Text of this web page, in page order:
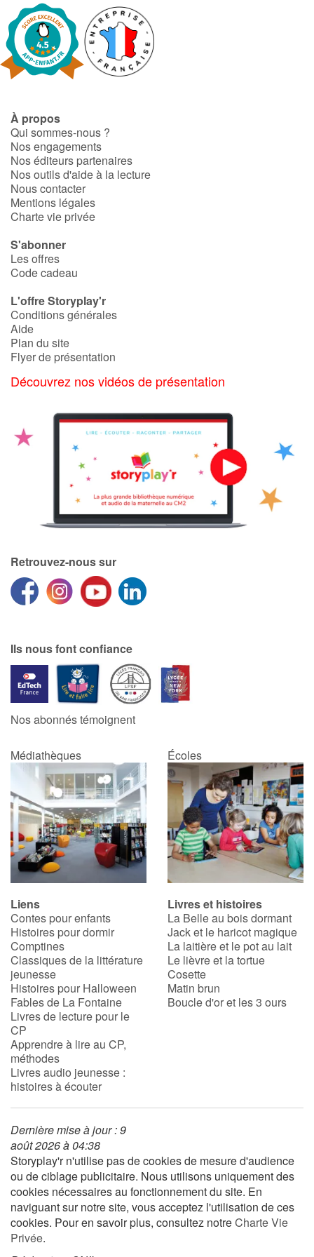
À propos
Qui sommes-nous ?
Nos engagements
Nos éditeurs partenaires
Nos outils d'aide à la lecture
Nous contacter
Mentions légales
Charte vie privée
S'abonner
Les offres
Code cadeau
L'offre Storyplay'r
Conditions générales
Aide
Plan du site
Flyer de présentation
Découvrez nos vidéos de présentation
Retrouvez-nous sur
Ils nous font confiance
Nos abonnés témoignent
Médiathèques Écoles
Liens
Contes pour enfants
Histoires pour dormir
Comptines
Classiques de la littérature
jeunesse
Histoires pour Halloween
Fables de La Fontaine
Livres de lecture pour le
CP
Apprendre à lire au CP,
méthodes
Livres audio jeunesse :
histoires à écouter
Livres et histoires
La Belle au bois dormant
Jack et le haricot magique
La laitière et le pot au lait
Le lièvre et la tortue
Cosette
Matin brun
Boucle d'or et les 3 ours
Dernière mise à jour : 9
août 2026 à 04:38
Storyplay'r n'utilise pas de cookies de mesure d'audience
ou de ciblage publicitaire. Nous utilisons uniquement des
cookies nécessaires au fonctionnement du site. En
naviguant sur notre site, vous acceptez l'utilisation de ces
cookies. Pour en savoir plus, consultez notreCharte Vie
Privée.